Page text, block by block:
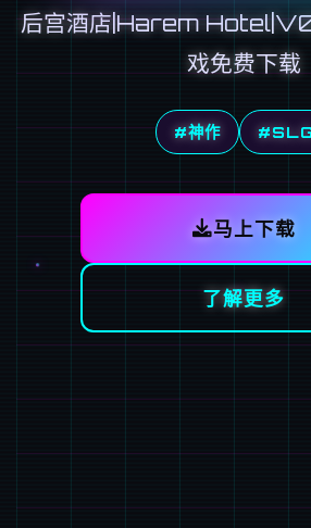
后宫酒店|Harem
戏免费下载
#神作 #SLG
马上下载
了解更多